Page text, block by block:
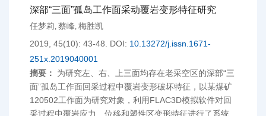
深部“三面”孤岛工作面采动覆岩变形特征研究
任梦莉, 蔡峰, 梅胜凯
2019, 45(10): 43-48.
DOI: 10.13272/j.issn.1671-
251x.2019040001
摘要：
为研究左、右、上三面均存在老采空区的深部“三
面”孤岛工作面回采过程中覆岩变形破坏特征，以某煤矿
120502工作面为研究对象，利用FLAC3D模拟软件对回
采过程中覆岩应力、位移和塑性区变形特征进行了系统